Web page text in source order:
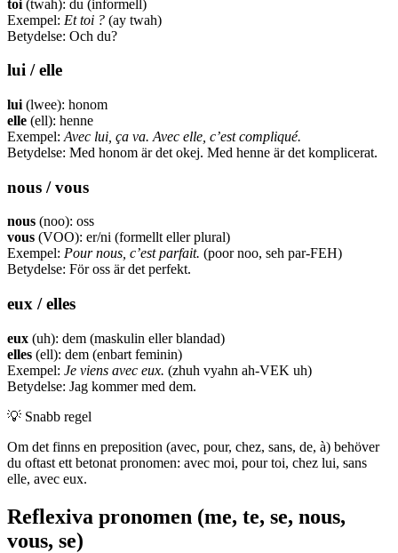
toi (twah): du (informell)
Exempel: Et toi ? (ay twah)
Betydelse: Och du?
lui / elle
lui (lwee): honom
elle (ell): henne
Exempel: Avec lui, ça va. Avec elle, c’est compliqué.
Betydelse: Med honom är det okej. Med henne är det komplicerat.
nous / vous
nous (noo): oss
vous (VOO): er/ni (formellt eller plural)
Exempel: Pour nous, c’est parfait. (poor noo, seh par-FEH)
Betydelse: För oss är det perfekt.
eux / elles
eux (uh): dem (maskulin eller blandad)
elles (ell): dem (enbart feminin)
Exempel: Je viens avec eux. (zhuh vyahn ah-VEK uh)
Betydelse: Jag kommer med dem.
💡 Snabb regel
Om det finns en preposition (avec, pour, chez, sans, de, à) behöver
du oftast ett betonat pronomen: avec moi, pour toi, chez lui, sans
elle, avec eux.
Reflexiva pronomen (me, te, se, nous,
vous, se)